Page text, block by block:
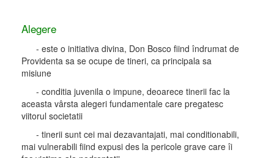
Alegere
- este o initiativa divina, Don Bosco fiind îndrumat de
Providenta sa se ocupe de tineri, ca principala sa
misiune
- conditia juvenila o impune, deoarece tinerii fac la
aceasta vârsta alegeri fundamentale care pregatesc
viitorul societatii
- tinerii sunt cei mai dezavantajati, mai conditionabili,
mai vulnerabili fiind expusi des la pericole grave care îi